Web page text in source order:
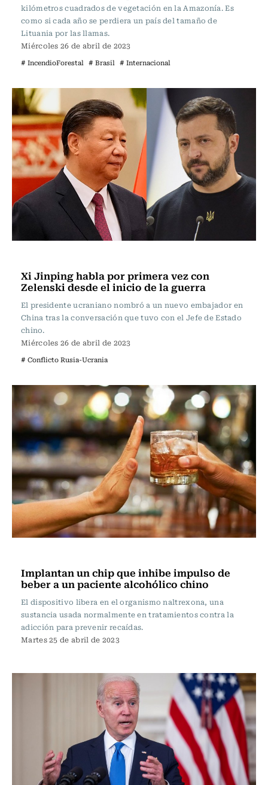
kilómetros cuadrados de vegetación en la Amazonía. Es
como si cada año se perdiera un país del tamaño de
Lituania por las llamas.
Miércoles 26 de abril de 2023
# IncendioForestal # Brasil # Internacional
Xi Jinping habla por primera vez con
Zelenski desde el inicio de la guerra
El presidente ucraniano nombró a un nuevo embajador en
China tras la conversación que tuvo con el Jefe de Estado
chino.
Miércoles 26 de abril de 2023
# Conflicto Rusia-Ucrania
Implantan un chip que inhibe impulso de
beber a un paciente alcohólico chino
El dispositivo libera en el organismo naltrexona, una
sustancia usada normalmente en tratamientos contra la
adicción para prevenir recaídas.
Martes 25 de abril de 2023